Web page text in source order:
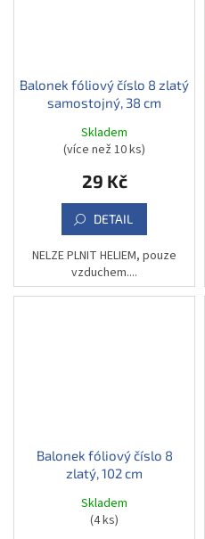
Balonek fóliový číslo 8 zlatý
samostojný, 38 cm
Skladem
(více než 10 ks)
29 Kč
DETAIL
NELZE PLNIT HELIEM, pouze
vzduchem....
Balonek fóliový číslo 8
zlatý, 102 cm
Skladem
(4 ks)